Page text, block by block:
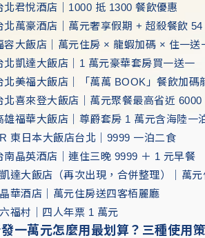
悅酒店｜1000 抵 1300 餐飲優惠
豪酒店｜萬元奢享假期 + 超殺餐飲 54
飯店｜萬元住房 × 龍蝦加碼 × 住一送
達大飯店｜1 萬元豪華套房買一送一
福大飯店｜「萬萬 BOOK」餐飲加碼
來登大飯店｜萬元聚餐最高省近 6000
華大飯店｜尊爵套房 1 萬元含海陸一
日本大飯店台北｜9999 一泊二食
英酒店｜連住三晚 9999 ＋ 1 元早餐
大飯店（再次出現，合併整理）｜萬元
酒店｜萬元住房送四客栢麗廳
村｜四人年票 1 萬元
一萬元怎麼用最划算？三種使用